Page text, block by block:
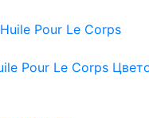
Pour Le Corps